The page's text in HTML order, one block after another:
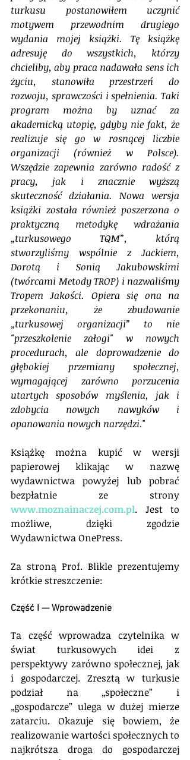
turkusu postanowiłem uczynić
motywem przewodnim drugiego
wydania mojej książki. Tę książkę
adresuję do wszystkich, którzy
chcieliby, aby praca nadawała sens ich
życiu, stanowiła przestrzeń do
rozwoju, sprawczości i spełnienia. Taki
program można by uznać za
akademicką utopię, gdyby nie fakt, że
realizuje się go w rosnącej liczbie
organizacji (również w Polsce).
Wszędzie zapewnia zarówno radość z
pracy, jak i znacznie wyższą
skuteczność działania. Nowa wersja
książki została również poszerzona o
praktyczną metodykę wdrażania
„turkusowego TQM”, którą
stworzyliśmy wspólnie z Jackiem,
Dorotą i Sonią Jakubowskimi
(twórcami Metody TROP) i nazwaliśmy
Tropem Jakości. Opiera się ona na
przekonaniu, że zbudowanie
„turkusowej organizacji” to nie
"przeszkolenie załogi" w nowych
procedurach, ale doprowadzenie do
głębokiej przemiany społecznej,
wymagającej zarówno porzucenia
utartych sposobów myślenia, jak i
zdobycia nowych nawyków i
opanowania nowych narzędzi."
Książkę można kupić w wersji
papierowej klikając w nazwę
wydawnictwa powyżej lub pobrać
www.moznainaczej.com.pl. Jest to
możliwe, dzięki zgodzie
Wydawnictwa OnePress.
Za stroną Prof. Blikle prezentujemy
krótkie streszczenie:
Część I — Wprowadzenie
Ta część wprowadza czytelnika w
świat turkusowych idei z
perspektywy zarówno społecznej, jak
i gospodarczej. Zresztą w turkusie
podział na „społeczne” i
„gospodarcze” ulega w dużej mierze
zatarciu. Okazuje się bowiem, że
realizowanie wartości społecznych to
najkrótsza droga do gospodarczej